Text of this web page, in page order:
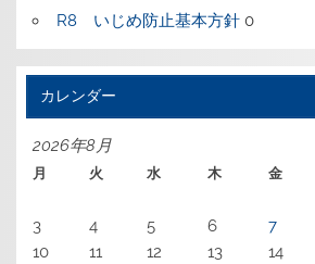
R8 いじめ防止基本方針0
カレンダー
2026年8月
月 火 水 木 金
3
4 5 6 7
10
11 12 13 14